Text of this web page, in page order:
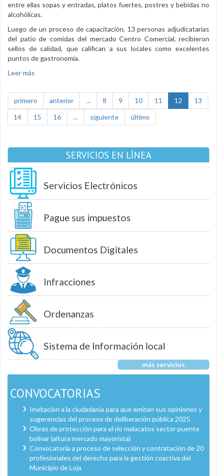
entre ellas sopas y entradas, platos fuertes, postres y bebidas no
alcohólicas.
Luego de un proceso de capacitación, 13 personas adjudicatarias
del patio de comidas del mercado Centro Comercial, recibieron
sellos de calidad, que califican a sus locales como excelentes
puntos de gastronomía.
Leer más
primero anterior … 8 9 10 11 12
13
14
15 16 … siguiente último
SERVICIOS EN LÍNEA
Servicios Electrónicos
Pague sus impuestos
Documentos Digitales
Infracciones
Ordenanzas
Sistema de Información local
más servicios
CONVOCATORIAS
Invitación a la ciudadanía para que emitan sus opiniones y
sugerencias del proceso de deliberación pública 2025
Obras de protección para el río malacatos sector puente
bolívar (altura mercado mayorista)
Convocatoria a proceso de selección y contratación de 20
profesionales del derecho para la gestión coactiva del
Municipio de Loja